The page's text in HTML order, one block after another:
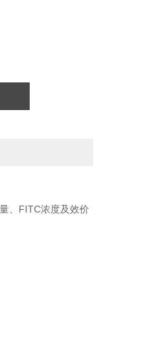
、FITC浓度及效价